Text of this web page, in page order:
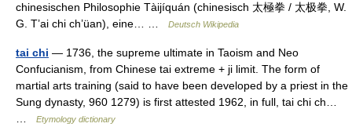
chinesischen Philosophie Tàijíquán (chinesisch 太極拳 / 太极拳, W.
G. T’ai chi ch’üan), eine… …
Deutsch Wikipedia
tai chi — 1736, the supreme ultimate in Taoism and Neo
Confucianism, from Chinese tai extreme + ji limit. The form of
martial arts training (said to have been developed by a priest in the
Sung dynasty, 960 1279) is first attested 1962, in full, tai chi ch…
Etymology dictionary